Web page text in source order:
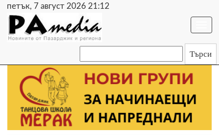
петък, 7 август 2026 21:12